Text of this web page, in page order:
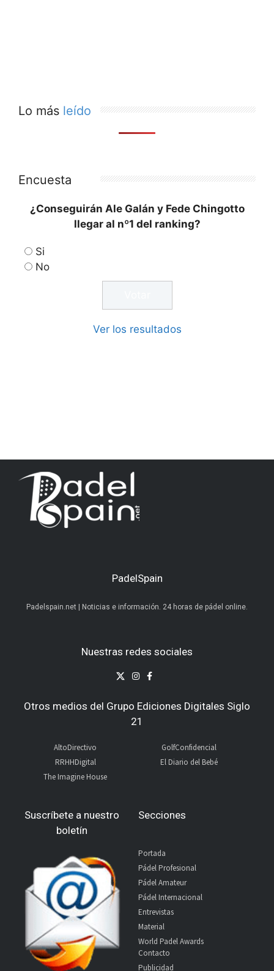
Lo más leído
Encuesta
¿Conseguirán Ale Galán y Fede Chingotto
llegar al nº1 del ranking?
Si
No
Ver los resultados
PadelSpain
Padelspain.net | Noticias e información. 24 horas de pádel online.
Nuestras redes sociales
Otros medios del Grupo Ediciones Digitales Siglo
21
AltoDirectivo
RRHHDigital
The Imagine House
GolfConfidencial
El Diario del Bebé
Suscríbete a nuestro
boletín
Secciones
Portada
Pádel Profesional
Pádel Amateur
Pádel Internacional
Entrevistas
Material
World Padel Awards
Contacto
Publicidad